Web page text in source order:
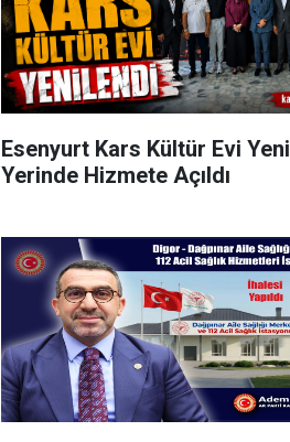
Esenyurt Kars Kültür Evi Yeni
Yerinde Hizmete Açıldı